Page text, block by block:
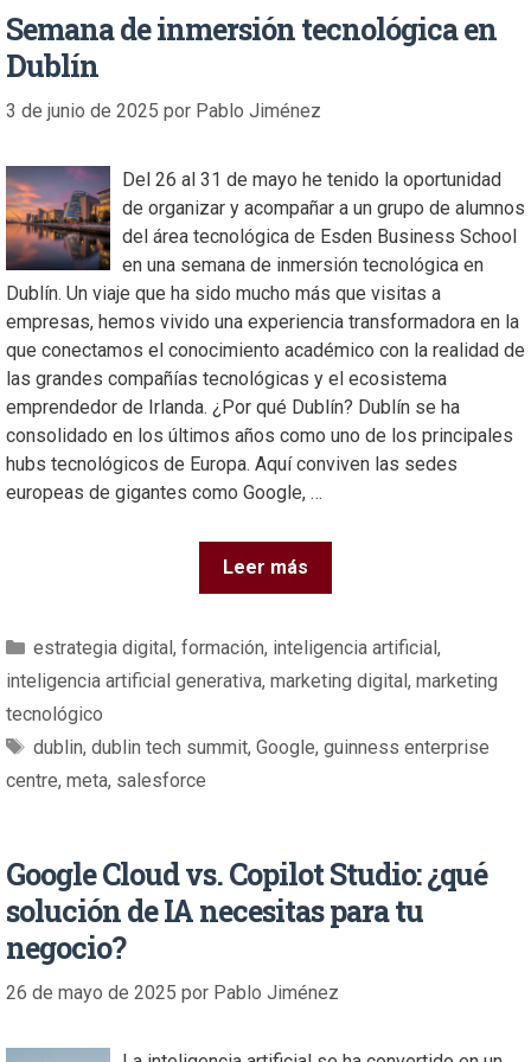
Semana de inmersión tecnológica en
Dublín
3 de junio de 2025 por Pablo Jiménez
Del 26 al 31 de mayo he tenido la oportunidad
de organizar y acompañar a un grupo de alumnos
del área tecnológica de Esden Business School
en una semana de inmersión tecnológica en
Dublín. Un viaje que ha sido mucho más que visitas a
empresas, hemos vivido una experiencia transformadora en la
que conectamos el conocimiento académico con la realidad de
las grandes compañías tecnológicas y el ecosistema
emprendedor de Irlanda. ¿Por qué Dublín? Dublín se ha
consolidado en los últimos años como uno de los principales
hubs tecnológicos de Europa. Aquí conviven las sedes
europeas de gigantes como Google, …
Leer más
estrategia digital, formación, inteligencia artificial,
inteligencia artificial generativa, marketing digital, marketing
tecnológico
dublin, dublin tech summit, Google, guinness enterprise
centre, meta, salesforce
Google Cloud vs. Copilot Studio: ¿qué
solución de IA necesitas para tu
negocio?
26 de mayo de 2025 por Pablo Jiménez